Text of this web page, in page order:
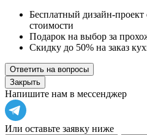
Бесплатный дизайн-
стоимости
Подарок на выбор за
Скидку до 50% на заказ
Ответить на вопросы
Закрыть
Напишите нам в мессенджер
Или оставьте заявку ниже